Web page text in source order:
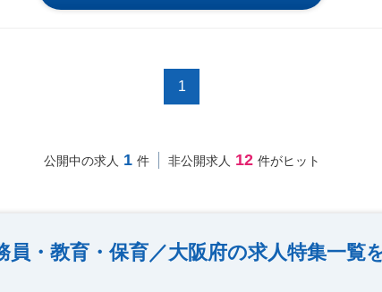
1
公開中の求人 1 件 非公開求人 12 件がヒット
員・教育・保育／大阪府の求人特集一覧